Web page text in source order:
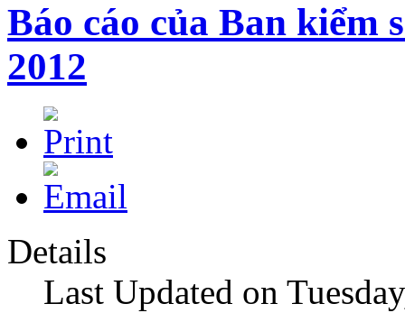
Báo cáo của Ban kiểm
2012
Details
Last Updated on